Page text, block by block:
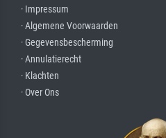
· Impressum
· Algemene Voorwaarden
· Gegevensbescherming
· Annulatierecht
· Klachten
· Over Ons